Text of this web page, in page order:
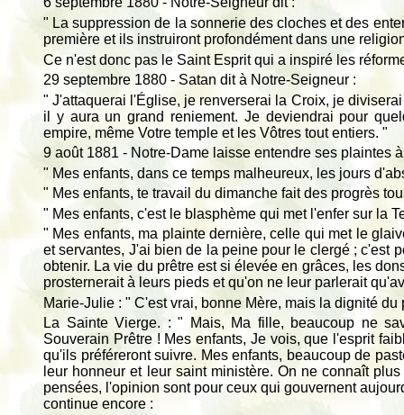
" La suppression de la sonnerie des cloches et des
première et ils instruiront profondément dans une
Ce n'est donc pas le Saint Esprit qui a inspiré les
29 septembre 1880 - Satan dit à Notre-Seigneur :
" J'attaquerai l'Église, je renverserai la Croix, je
il y aura un grand reniement. Je deviendrai pour
empire, même Votre temple et les Vôtres tout entiers. "
9 août 1881 - Notre-Dame laisse entendre ses plaintes
" Mes enfants, dans ce temps malheureux, les jours
" Mes enfants, te travail du dimanche fait des progrès
" Mes enfants, c'est le blasphème qui met l'enfer sur la
" Mes enfants, ma plainte dernière, celle qui met le
et servantes, J'ai bien de la peine pour le clergé ; c'est
obtenir. La vie du prêtre est si élevée en grâces, les
prosternerait à leurs pieds et qu'on ne leur parlerait
Marie-Julie : " C'est vrai, bonne Mère, mais la dignité
La Sainte Vierge. : " Mais, Ma fille, beaucoup ne
Souverain Prêtre ! Mes enfants, Je vois, que l'esprit
qu'ils préféreront suivre. Mes enfants, beaucoup de
leur honneur et leur saint ministère. On ne connaît
pensées, l'opinion sont pour ceux qui gouvernent
continue encore :